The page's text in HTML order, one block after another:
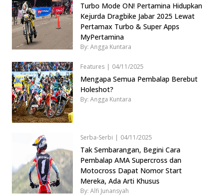
Turbo Mode ON! Pertamina Hidupkan
Kejurda Dragbike Jabar 2025 Lewat
Pertamax Turbo & Super Apps
MyPertamina
By: Angga Kuntara
Features | 04/11/2025
Mengapa Semua Pembalap Berebut
Holeshot?
By: Angga Kuntara
Serba-Serbi | 04/11/2025
Tak Sembarangan, Begini Cara
Pembalap AMA Supercross dan
Motocross Dapat Nomor Start
Mereka, Ada Arti Khusus
By: Alfi Junansyah